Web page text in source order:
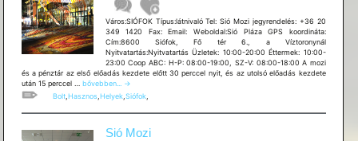
Város:SIÓFOK Típus:látnivaló Tel: Sió Mozi jegyrendelés: +36 20
349 1420 Fax: Email: Weboldal:Sió Pláza GPS koordináta:
Cím:8600 Siófok, Fő tér 6., a Víztoronynál
Nyitvatartás:Nyitvatartás Üzletek: 10:00-20:00 Éttermek: 10:00-
23:00 Coop ABC: H-P: 08:00-19:00, SZ-V: 08:00-18:00 A mozi
és a pénztár az első előadás kezdete előtt 30 perccel nyit, és az utolsó előadás kezdete
után 15 perccel … Sió
bővebben...
→
Bolt,Hasznos,Helyek,Siófok,
Sió Mozi